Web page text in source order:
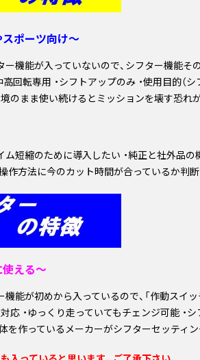
ポーツ向け～
ー機能が入っていないので、シフター機能
高回転専用 ・シフトアップのみ ・使用目的
のまま使い続けるとミッションを壊す恐れ
ム短縮のために導入したい ・純正と社外品
操作方法に今のカット時間が合っているか
える～
機能が初めから入っているので、「作動スイ
応 ・ゆっくり走っていてもチェンジ可能 ・
を作っているメーカーがシフターセッティ